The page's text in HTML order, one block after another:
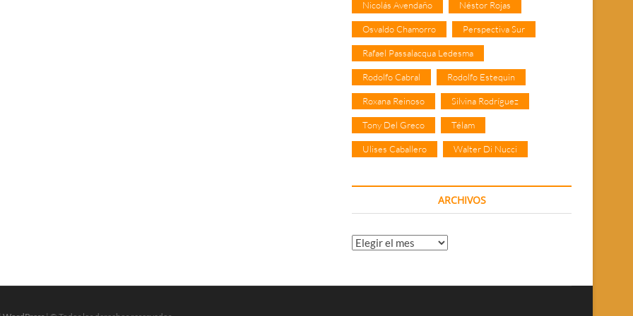
Nicolás Avendaño Néstor Rojas
Osvaldo Chamorro Perspectiva Sur
Rafael Passalacqua Ledesma
Rodolfo Cabral Rodolfo Estequin
Roxana Reinoso Silvina Rodríguez
Tony Del Greco Télam
Ulises Caballero Walter Di Nucci
ARCHIVOS
Archivos